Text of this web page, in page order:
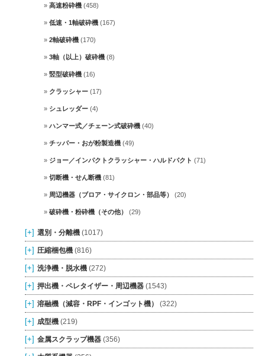
高速粉砕機 (458)
低速・1軸破砕機 (167)
2軸破砕機 (170)
3軸（以上）破砕機 (8)
竪型破砕機 (16)
クラッシャー (17)
シュレッダー (4)
ハンマー式／チェーン式破砕機 (40)
チッパー・おが粉製造機 (49)
ジョー／インパクトクラッシャー・ハルドパクト (71)
切断機・せん断機 (81)
周辺機器（ブロア・サイクロン・部品等） (20)
破砕機・粉砕機（その他） (29)
[+] 選別・分離機 (1017)
[+] 圧縮梱包機 (816)
[+] 洗浄機・脱水機 (272)
[+] 押出機・ペレタイザー・周辺機器 (1543)
[+] 溶融機（減容・RPF・インゴット機） (322)
[+] 成型機 (219)
[+] 金属スクラップ機器 (356)